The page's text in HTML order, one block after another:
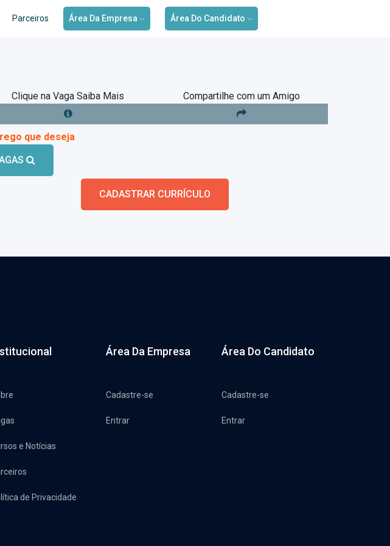
Parceiros Área Da Empresa Área Do Candidato
Clique na Vaga Saiba Mais
Compartilhe com um Amigo
que deseja
CADASTRAR CURRÍCULO
e Notícias
de Privacidade
Área Da Empresa
Cadastre-se
Entrar
Área Do Candidato
Cadastre-se
Entrar